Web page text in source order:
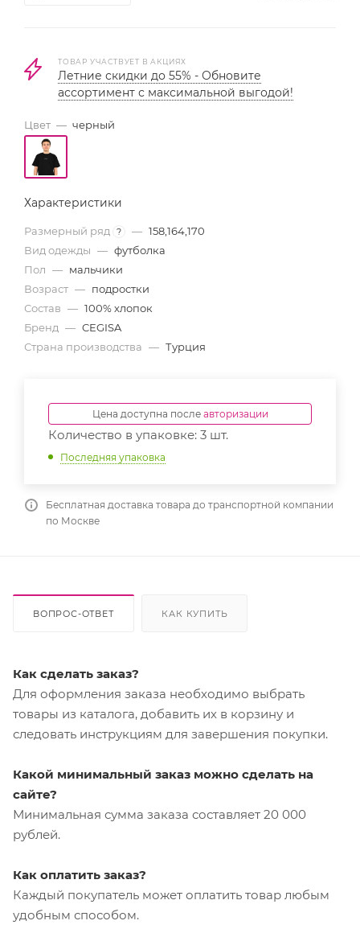
ТОВАР УЧАСТВУЕТ В АКЦИЯХ
Летние скидки до 55% - Обновите
ассортимент с максимальной выгодой!
Цвет — черный
Характеристики
Размерный ряд ? — 158,164,170
Вид одежды — футболка
Пол — мальчики
Возраст — подростки
Состав — 100% хлопок
Бренд — CEGISA
Страна производства — Турция
Цена доступна после авторизации
Количество в упаковке: 3 шт.
Последняя упаковка
Бесплатная доставка товара до транспортной компании
по Москве
ВОПРОС-ОТВЕТ КАК КУПИТЬ
Как сделать заказ?
Для оформления заказа необходимо выбрать
товары из каталога, добавить их в корзину и
следовать инструкциям для завершения покупки.
Какой минимальный заказ можно сделать на
сайте?
Минимальная сумма заказа составляет 20 000
рублей.
Как оплатить заказ?
Каждый покупатель может оплатить товар любым
удобным способом.